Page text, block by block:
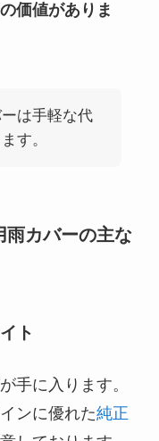
価値がありま
は手軽な代
す。
雨カバーの主な
ト
手に入ります。
ンに優れた純正